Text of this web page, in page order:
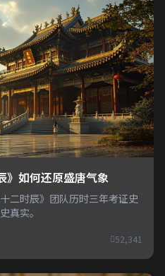
》如何还原盛唐气象
二时辰》团队历时三年考证史
真实。
52,341